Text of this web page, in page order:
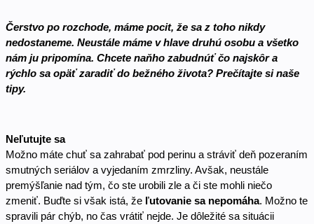
Čerstvo po rozchode, máme pocit, že sa z toho nikdy
nedostaneme. Neustále máme v hlave druhú osobu a všetko
nám ju pripomína. Chcete naňho zabudnúť čo najskôr a
rýchlo sa opäť zaradiť do bežného života? Prečítajte si naše
tipy.
Neľutujte sa
Možno máte chuť sa zahrabať pod perinu a stráviť deň pozeraním
smutných seriálov a vyjedaním zmrzliny. Avšak, neustále
premýšľanie nad tým, čo ste urobili zle a či ste mohli niečo
zmeniť. Buďte si však istá, že ľutovanie sa nepomáha. Možno te
spravili pár chýb, no čas vrátiť nejde. Je dôležité sa situácii